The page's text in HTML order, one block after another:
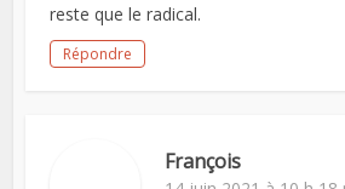
reste que le radical.
Répondre
François